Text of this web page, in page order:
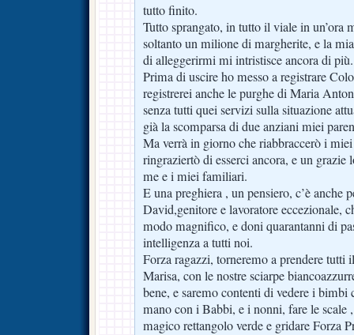
tutto finito.
Tutto sprangato, in tutto il viale in un’ora
soltanto un milione di margherite, e la
di alleggerirmi mi intristisce ancora di più.
Prima di uscire ho messo a registrare
registrerei anche le purghe di Maria
senza tutti quei servizi sulla situazione
già la scomparsa di due anziani miei
Ma verrà in giorno che riabbraccerò i
ringraziertò di esserci ancora, e un
me e i miei familiari.
E una preghiera , un pensiero, c’è anche
David,genitore e lavoratore eccezionale,
modo magnifico, e doni quarantanni di
intelligenza a tutti noi.
Forza ragazzi, torneremo a prendere tutti
Marisa, con le nostre sciarpe
bene, e saremo contenti di vedere i
mano con i Babbi, e i nonni, fare le scale
magico rettangolo verde e gridare Forza